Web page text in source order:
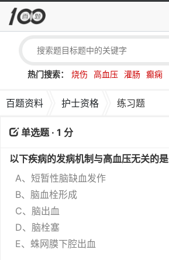
热门搜索： 烧伤 高血压 灌肠 癫痫
百题资料 护士资格 练习题
单选题 · 1 分
以下疾病的发病机制与高血压无关的是
A、短暂性脑缺血发作
B、脑血栓形成
C、脑出血
D、脑栓塞
E、蛛网膜下腔出血